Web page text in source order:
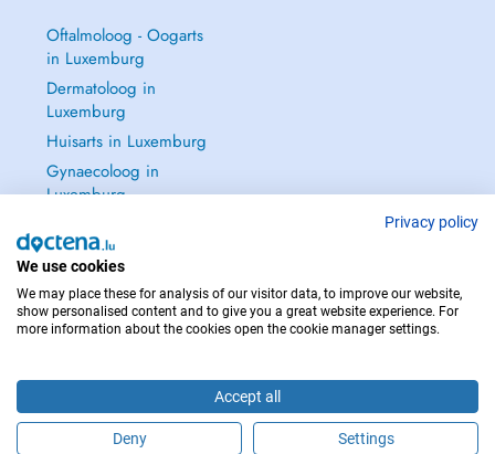
Maak online een afspraak
Oftalmoloog - Oogarts
in Luxemburg
Dermatoloog in
Luxemburg
Huisarts in Luxemburg
Gynaecoloog in
Luxemburg
NEEM IN GEVAL VAN NOOD CONTACT OP MET : 112
Privacy policy
We use cookies
We may place these for analysis of our visitor data, to improve our website,
show personalised content and to give you a great website experience. For
more information about the cookies open the cookie manager settings.
Accept all
Deny Settings